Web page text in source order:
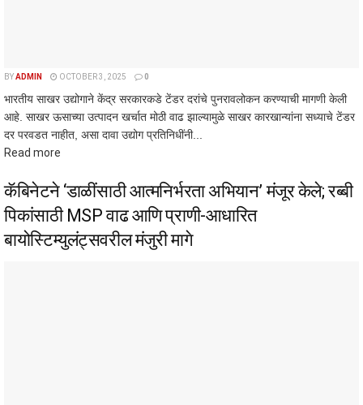
BYADMIN OCTOBER 3, 2025 0
भारतीय साखर उद्योगाने केंद्र सरकारकडे टेंडर दरांचे पुनरावलोकन करण्याची मागणी केली
आहे. साखर ऊसाच्या उत्पादन खर्चात मोठी वाढ झाल्यामुळे साखर कारखान्यांना सध्याचे टेंडर
दर परवडत नाहीत, असा दावा उद्योग प्रतिनिधींनी...
Read more
कॅबिनेटने ‘डाळींसाठी आत्मनिर्भरता अभियान’ मंजूर केले; रब्बी
पिकांसाठी MSP वाढ आणि प्राणी-आधारित
बायोस्टिम्युलंट्सवरील मंजुरी मागे